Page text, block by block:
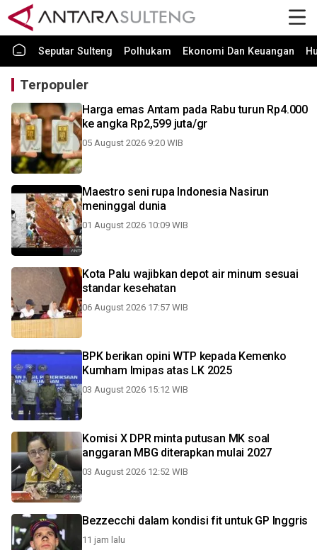
Seputar Sulteng Polhukam Ekonomi Dan Keuangan
Terpopuler
Harga emas Antam pada Rabu turun Rp4.000
ke angka Rp2,599 juta/gr
05 August 2026 9:20 WIB
Maestro seni rupa Indonesia Nasirun
meninggal dunia
01 August 2026 10:09 WIB
Kota Palu wajibkan depot air minum sesuai
standar kesehatan
06 August 2026 17:57 WIB
BPK berikan opini WTP kepada Kemenko
Kumham Imipas atas LK 2025
03 August 2026 15:12 WIB
Komisi X DPR minta putusan MK soal
anggaran MBG diterapkan mulai 2027
03 August 2026 12:52 WIB
Bezzecchi dalam kondisi fit untuk GP Inggris
11 jam lalu